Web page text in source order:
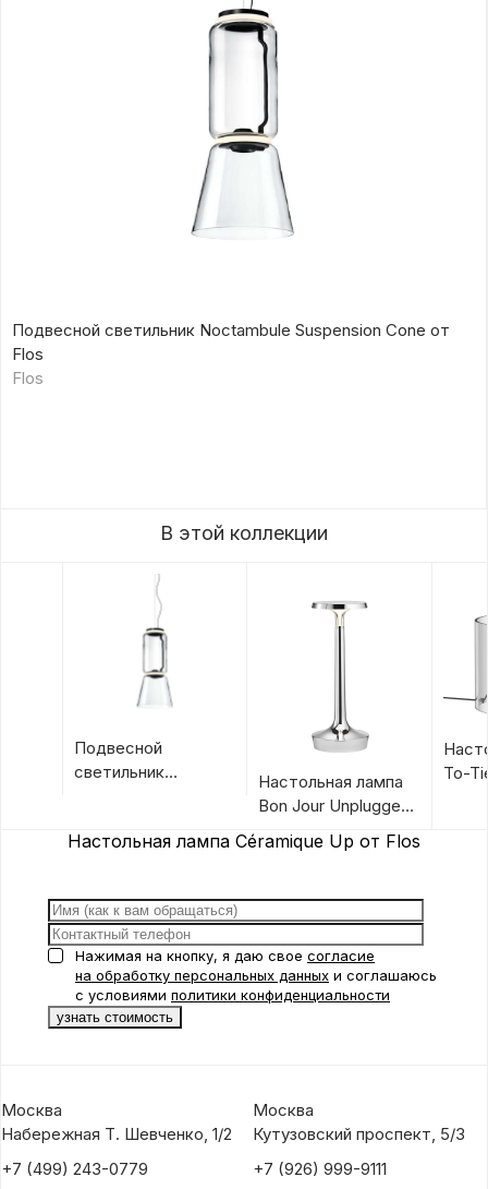
Подвесной светильник Noctambule Suspension Cone от
Flos
Flos
В этой коллекции
Подвесной
светильник
Flos
Настольная лампа
Bon Jour Unplugged
To-
Настольная лампа Céramique Up от Flos
Нажимая на кнопку, я даю свое согласие
на обработку персональных данных и соглашаюсь
с условиями политики конфиденциальности
Москва
Набережная Т. Шевченко, 1/2
+7 (499) 243-0779
Москва
Кутузовский проспект, 5/3
+7 (926) 999-9111